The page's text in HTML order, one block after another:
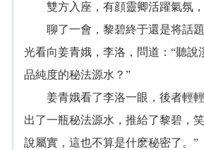
雙方入座，有顔靈卿活躍氣氛，
聊了一會，黎碧終于還是将話題
光看向姜青娥，李洛，問道：“聽說
品純度的秘法源水？”
姜青娥看了李洛一眼，後者輕輕
出了一瓶秘法源水，推給了黎碧，
說屬實，這也不算是什麽秘密了。”